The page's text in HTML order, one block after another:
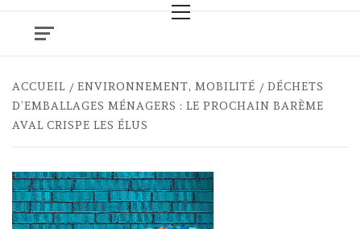
Menu
ACCUEIL ENVIRONNEMENT, MOBILITÉ
DÉCHETS
D’EMBALLAGES MÉNAGERS : LE PROCHAIN BARÈME
AVAL CRISPE LES ÉLUS